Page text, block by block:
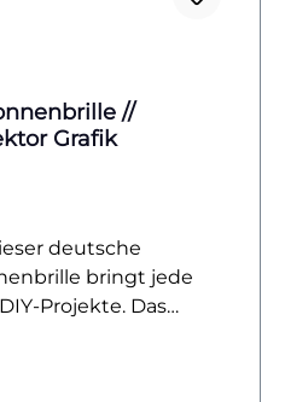
//
Grafik
deutsche
bringt jede
Projekte. Das